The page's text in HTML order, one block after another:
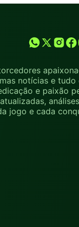
notícias e tudo
e paixão
jogo e cada